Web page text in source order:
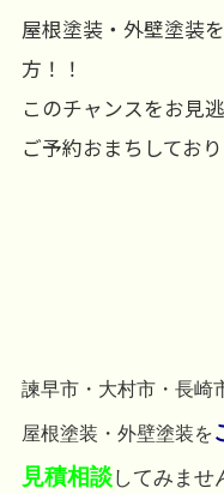
屋根塗装・外壁塗装
方！！
このチャンスをお見
ご予約おまちしてお
諫早市・大村市・長崎
屋根塗装・外壁塗装を
見積相談してみませ